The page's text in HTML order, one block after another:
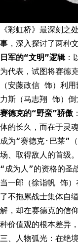
《彩虹桥》最深刻之
事，深入探讨了两种
日军的“文明”逻辑：
为代表，试图将赛德
（安藤政信 饰）利
力斯（马志翔 饰）倒
赛德克的“野蛮”骄傲
体的长久，而在于灵
成为“赛德克·巴莱”
场、取得敌人的首级
“成为人”的资格的圣
当一郎（徐诣帆 饰）
了不拖累战士集体自
解，却在赛德克的信
种价值观的根本差异
三、人物弧光：在绝